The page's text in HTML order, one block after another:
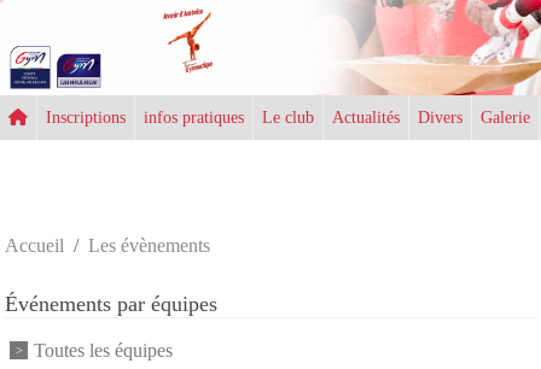
Inscriptions infos pratiques Le club Actualités Divers Galerie
Accueil Les évènements
Événements par équipes
Toutes les équipes
Panneau de gestion des cookies